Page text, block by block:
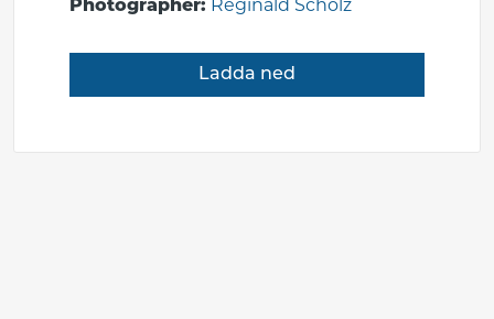
Photographer: Reginald Scholz
Ladda ned